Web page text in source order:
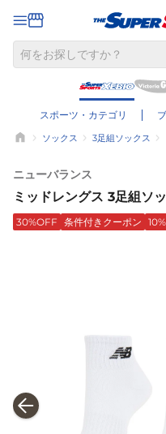
スポーツ・カテゴリ
ソックス 3足組ソックス
ニューバランス
ミッドレングス 3足組ソ
30%OFF 条件付きクーポン